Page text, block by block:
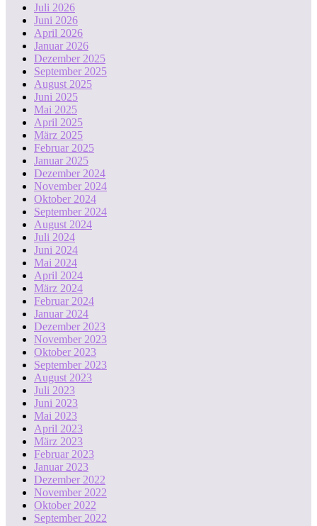
Juli 2026
Juni 2026
April 2026
Januar 2026
Dezember 2025
September 2025
August 2025
Juni 2025
Mai 2025
April 2025
März 2025
Februar 2025
Januar 2025
Dezember 2024
November 2024
Oktober 2024
September 2024
August 2024
Juli 2024
Juni 2024
Mai 2024
April 2024
März 2024
Februar 2024
Januar 2024
Dezember 2023
November 2023
Oktober 2023
September 2023
August 2023
Juli 2023
Juni 2023
Mai 2023
April 2023
März 2023
Februar 2023
Januar 2023
Dezember 2022
November 2022
Oktober 2022
September 2022